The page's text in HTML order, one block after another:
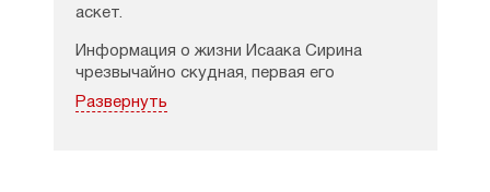
аскет.
Информация о жизни Исаака Сирина
чрезвычайно скудная, первая его
биография появилась в 18 веке в Италии.
Его жизненный путь начался в 6 веке то ли
Развернуть